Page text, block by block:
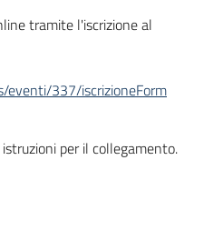
tramite l'iscrizione al
eventi/337/iscrizioneForm
per il collegamento.